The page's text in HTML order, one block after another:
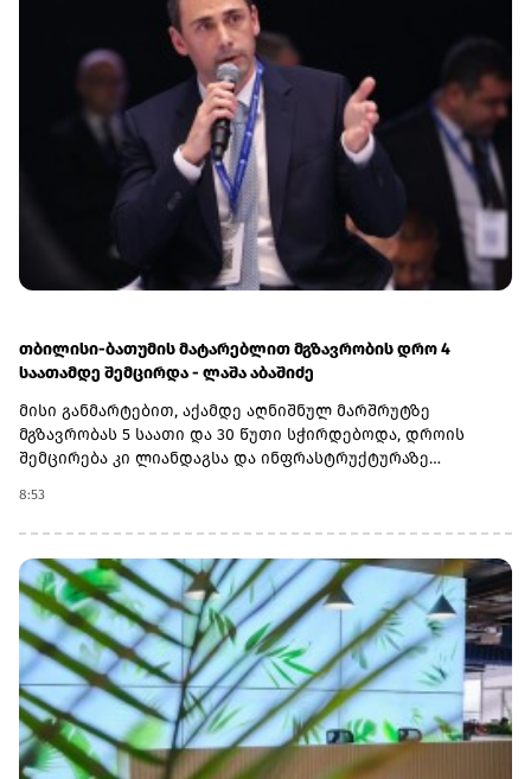
ან ინტერნეტბანკის საშუალებით გაანაღდოს. თითოეულ
განაღდებულ 150 ლარზე გათამაშების ერთი ბილეთი
ენიჭება, რაც მოგების შანსს ზრდის.კამპანიაში
მონაწილეობა ემიგრანტებსაც შეუძლიათ. ამისთვის
საჭიროა, გზავნილი საკუთარ თავს გამოუგზავნონ, ხოლო
თანხა საქართველოს ბანკის მობილბანკის ან
ინტერნეტბანკის საშუალებით გაანაღდონ.გზავნილის
კამპანიის შესახებ ყველა საჭირო ინფორმაციას გაეცანით
ამ ბმულზე.(R)
თბილისი-ბათუმის მატარებლით მგზავრობის დრო 4
საათამდე შემცირდა - ლაშა აბაშიძე
მისი განმარტებით, აქამდე აღნიშნულ მარშრუტზე
მგზავრობას 5 საათი და 30 წუთი სჭირდებოდა, დროის
შემცირება კი ლიანდაგსა და ინფრასტრუქტურაზე
ბოლო პერიოდის განმავლობაში, ლიანდაგსა და
ინფრასტრუქტურაზე მნიშვნელოვანი კაპიტალური
სამუშაოები ჩავატარეთ, რომელმაც საშუალება მოგვცა,
გარკვეულ მონაკვეთებზე სიჩქარეები გაგვეზარდა,
მოგვეხსნა შეზღუდვები და თბილისიდან ბათუმში
უსაფრთხოდ, 4 საათში ვიმგზავროთ“, - აღნიშნა ლაშა
აბაშიძემ.„საქართველოს რკინიგზის“ ხელმძღვანელის
თქმით, პარალელურად აქტიურად მიმდინარეობს
სადგურების ინფრასტრუქტურის განახლებაც. კომპანიის
მიზანია, სრულად მოაწესრიგოს როგორც მაგისტრალური,
ისე საგარეუბნო სადგურები.„ფაქტობრივად უკვე
8:53